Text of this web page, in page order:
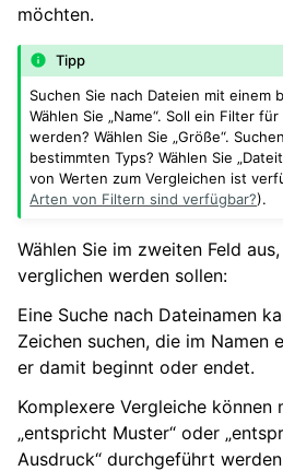
möchten.
Tipp
Suchen Sie nach Dateien mit einem
Wählen Sie „Name“. Soll ein Filter
werden? Wählen Sie „Größe“.
bestimmten Typs? Wählen Sie
von Werten zum Vergleichen ist
Arten von Filtern sind verfügbar?).
Wählen Sie im zweiten Feld
verglichen werden sollen:
Eine Suche nach Dateinamen
Zeichen suchen, die im Namen
er damit beginnt oder endet.
Komplexere Vergleiche können
„entspricht Muster“ oder
Ausdruck“ durchgeführt